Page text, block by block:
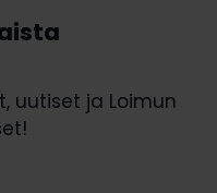
uutiset ja Loimun